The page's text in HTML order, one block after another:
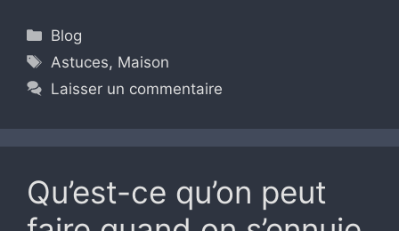
Catégories
Blog
Étiquettes
Astuces, Maison
Laisser un commentaire
Qu’est-ce qu’on peut